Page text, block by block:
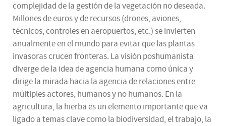
complejidad de la gestión de la vegetación no deseada.
Millones de euros y de recursos (drones, aviones,
técnicos, controles en aeropuertos, etc.) se invierten
anualmente en el mundo para evitar que las plantas
invasoras crucen fronteras. La visión poshumanista
diverge de la idea de agencia humana como única y
dirige la mirada hacia la agencia de relaciones entre
múltiples actores, humanos y no humanos. En la
agricultura, la hierba es un elemento importante que va
ligado a temas clave como la biodiversidad, el trabajo, la